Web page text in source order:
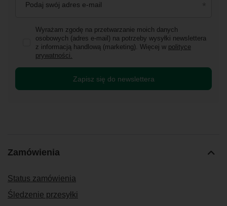
Podaj swój adres e-mail
Wyrażam zgodę na przetwarzanie moich danych
osobowych (adres e-mail) na potrzeby wysyłki newslettera
z informacją handlową (marketing). Więcej w polityce
prywatności.
Zapisz się do newslettera
Zamówienia
Status zamówienia
Śledzenie przesyłki